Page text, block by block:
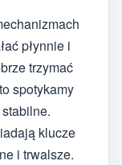
płynnie i
trzymać
spotykamy
klucze
i trwalsze.